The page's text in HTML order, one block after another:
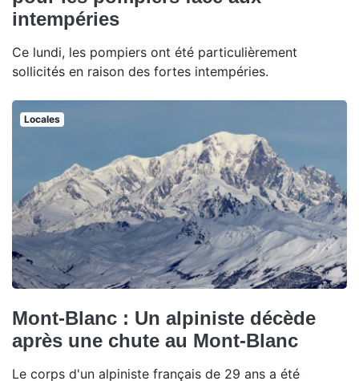
intempéries
Ce lundi, les pompiers ont été particulièrement
sollicités en raison des fortes intempéries.
Locales
Mont-Blanc : Un alpiniste décède
après une chute au Mont-Blanc
Le corps d'un alpiniste français de 29 ans a été